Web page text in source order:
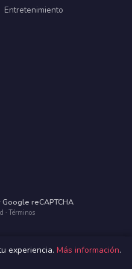
Entretenimiento
reCAPTCHA
· Términos
los derechos reservados.
experiencia. Más información.